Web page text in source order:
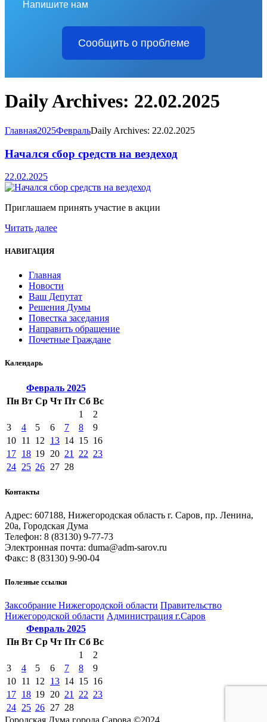
Напишите нам
Сообщить о проблеме
Daily Archives: 22.02.2025
Главная2025ФевральDaily Archives: 22.02.2025
Начался сбор средств на вездеход
22.02.2025
Приглашаем принять участие в акции
Читать далее
НАВИГАЦИЯ
Главная
Новости
Ваш Депутат
Решения Думы
Повестка заседания
Направить обращение
Почетные Граждане
Календарь
Февраль 2025
Пн Вт Ср Чт Пт Сб Вс
1
2
3
4 5 6 7 8
9
10 11 12 13 14 15 16
17 18 19 20 21 22 23
24 25 26 27 28
Контакты
Адрес: 607188, Нижегородская область г. Саров, пр. Ленина,
20а, Городская Дума
Телефон: 8 (83130) 9-77-73
Электронная почта: duma@adm-sarov.ru
Факс: 8 (83130) 9-90-04
Полезные ссылки
Закcобрание Нижегородской области Правительство
Нижегородской области Администрация г.Саров
Февраль 2025
Пн Вт Ср Чт Пт Сб Вс
1
2
3
4 5 6 7 8
9
10 11 12 13 14 15 16
17 18 19 20 21 22 23
24 25 26 27 28
Городская Дума города Сарова ©2024